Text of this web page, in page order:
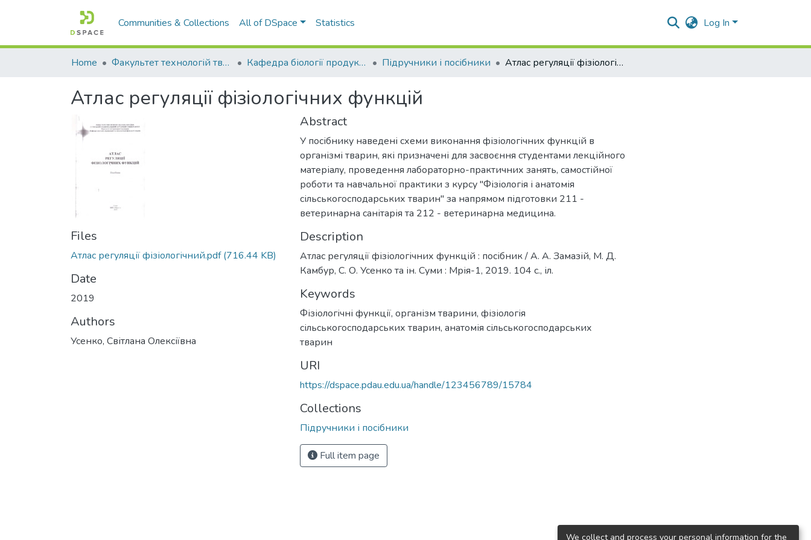
Communities & Collections All of DSpace Statistics Log In
Home Факультет технологій тваринництва та продовольства Кафедра біології продуктивності тварин ім. академіка О.В. Квасницького Підручники і посібники Атлас регуляції фізіологічних функцій
Атлас регуляції фізіологічних функцій
Files
Атлас регуляції фізіологічний.pdf(716.44 KB)
Date
2019
Authors
Усенко, Світлана Олексіївна
Abstract
У посібнику наведені схеми виконання фізіологічних функцій в
організмі тварин, які призначені для засвоєння студентами лекційного
матеріалу, проведення лабораторно-практичних занять, самостійної
роботи та навчальної практики з курсу "Фізіологія і анатомія
сільськогосподарських тварин" за напрямом підготовки 211 -
ветеринарна санітарія та 212 - ветеринарна медицина.
Description
Атлас регуляції фізіологічних функцій : посібник / А. А. Замазій, М. Д.
Камбур, С. О. Усенко та ін. Суми : Мрія-1, 2019. 104 с., іл.
Keywords
Фізіологічні функції, організм тварини, фізіологія
сільськогосподарських тварин, анатомія сільськогосподарських
тварин
URI
https://dspace.pdau.edu.ua/handle/123456789/15784
Collections
Підручники і посібники
Full item page
We collect and process your personal information for the